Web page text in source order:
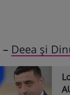
– Deea și